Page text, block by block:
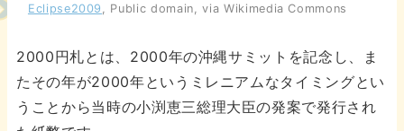
Eclipse2009 , Public domain, via Wikimedia Commons
2000円札とは、2000年の沖縄サミットを記念し、ま
たその年が2000年というミレニアムなタイミングとい
うことから当時の小渕恵三総理大臣の発案で発行され